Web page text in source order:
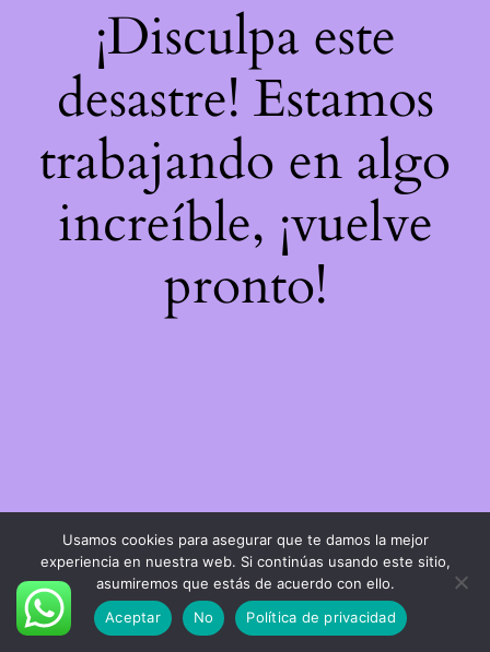
¡Disculpa este
desastre! Estamos
trabajando en algo
increíble, ¡vuelve
pronto!
Usamos cookies para asegurar que te damos la mejor
experiencia en nuestra web. Si continúas usando este sitio,
asumiremos que estás de acuerdo con ello.
Aceptar
No Política de privacidad